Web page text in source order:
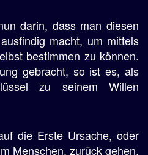
darin, dass man diesen
macht, um mittels
bestimmen zu können.
gebracht, so ist es, als
zu seinem Willen
die Erste Ursache, oder
Menschen, zurück gehen,